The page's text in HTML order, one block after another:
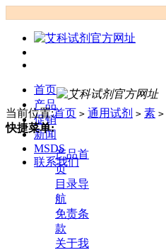
首页
产品
促销
新闻
MSDS
联系我们
当前位置:首页 > 通用试剂 > 素 >
快捷菜单:
产品首
页
目录导
航
免责条
款
关于我